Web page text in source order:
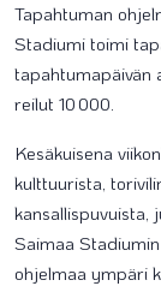
Tapahtuman
Stadiumi toimi
tapahtumapäivän
reilut 10 000.
Kesäkuisena
kulttuurista,
kansallispuvuista,
Saimaa
ohjelmaa ympäri